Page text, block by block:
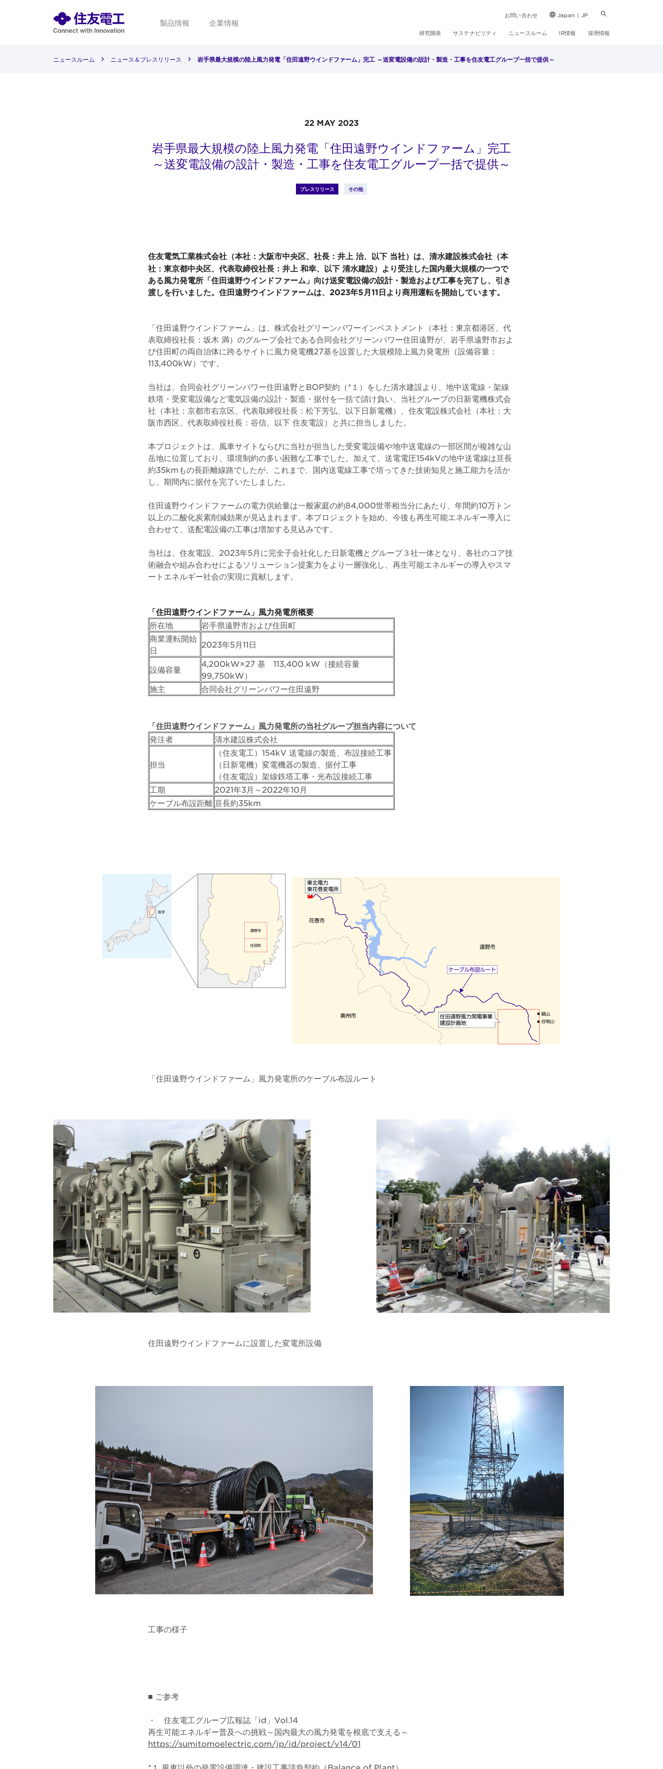
製品情報 企業情報
お問い合わせ Japan | JP
研究開発 サステナビリティ ニュースルーム IR情報 採用情報
ニュースルーム ニュース＆プレスリリース 岩手県最大規模の陸上風力発電「住田遠野ウインドファーム」完工 ～送変電設備の設計・製造・工事を住友電工グループ一括で提供～
22 MAY 2023
岩手県最大規模の陸上風力発電「住田遠野ウインドファーム」完工
～送変電設備の設計・製造・工事を住友電工グループ一括で提供～
プレスリリース その他
住友電気工業株式会社（本社：大阪市中央区、社長：井上 治、以下 当社）は、清水建設株式会社（本
社：東京都中央区、代表取締役社長：井上 和幸、以下 清水建設）より受注した国内最大規模の一つで
ある風力発電所「住田遠野ウインドファーム」向け送変電設備の設計・製造および工事を完了し、引き
渡しを行いました。住田遠野ウインドファームは、2023年5月11日より商用運転を開始しています。
「住田遠野ウインドファーム」は、株式会社グリーンパワーインベストメント（本社：東京都港区、代
表取締役社長：坂木 満）のグループ会社である合同会社グリーンパワー住田遠野が、岩手県遠野市およ
び住田町の両自治体に跨るサイトに風力発電機27基を設置した大規模陸上風力発電所（設備容量：
113,400kW）です。
当社は、合同会社グリーンパワー住田遠野とBOP契約（*１）をした清水建設より、地中送電線・架線
鉄塔・受変電設備など電気設備の設計・製造・据付を一括で請け負い、当社グループの日新電機株式会
社（本社：京都市右京区、代表取締役社長：松下芳弘、以下日新電機）、住友電設株式会社（本社：大
阪市西区、代表取締役社長：谷信、以下 住友電設）と共に担当しました。
本プロジェクトは、風車サイトならびに当社が担当した受変電設備や地中送電線の一部区間が複雑な山
岳地に位置しており、環境制約の多い困難な工事でした。加えて、送電電圧154kVの地中送電線は亘長
約35kmもの長距離線路でしたが、これまで、国内送電線工事で培ってきた技術知見と施工能力を活か
し、期間内に据付を完了いたしました。
住田遠野ウインドファームの電力供給量は一般家庭の約84,000世帯相当分にあたり、年間約10万トン
以上の二酸化炭素削減効果が見込まれます。本プロジェクトを始め、今後も再生可能エネルギー導入に
合わせて、送配電設備の工事は増加する見込みです。
当社は、住友電設、2023年5月に完全子会社化した日新電機とグループ３社一体となり、各社のコア技
術融合や組み合わせによるソリューション提案力をより一層強化し、再生可能エネルギーの導入やスマ
ートエネルギー社会の実現に貢献します。
「住田遠野ウインドファーム」風力発電所概要
所在地
岩手県遠野市および住田町
商業運転開始
日
2023年5月11日
設備容量
4,200kW×27 基 113,400 kW（接続容量
99,750kW）
施主
合同会社グリーンパワー住田遠野
「住田遠野ウインドファーム」風力発電所の当社グループ担当内容について
発注者
清水建設株式会社
担当
（住友電工）154kV 送電線の製造、布設接続工事
（日新電機）変電機器の製造、据付工事
（住友電設）架線鉄塔工事・光布設接続工事
工期
2021年3月～2022年10月
ケーブル布設距離 亘長約35km
「住田遠野ウインドファーム」風力発電所のケーブル布設ルート
住田遠野ウインドファームに設置した変電所設備
工事の様子
■ ご参考
・ 住友電工グループ広報誌「id」Vol.14
再生可能エネルギー普及への挑戦～国内最大の風力発電を根底で支える～
https://sumitomoelectric.com/jp/id/project/v14/01
*１ 風車以外の発電設備調達・建設工事請負契約（Balance of Plant）